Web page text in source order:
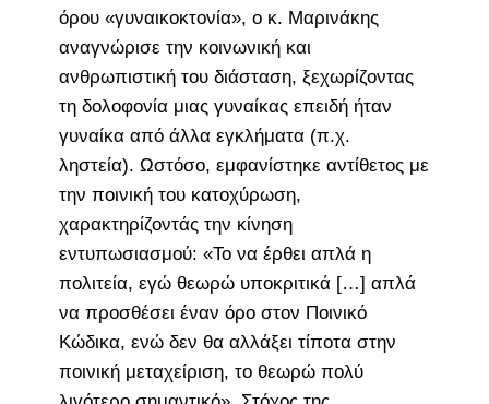
όρου «γυναικοκτονία», ο κ. Μαρινάκης
αναγνώρισε την κοινωνική και
ανθρωπιστική του διάσταση, ξεχωρίζοντας
τη δολοφονία μιας γυναίκας επειδή ήταν
γυναίκα από άλλα εγκλήματα (π.χ.
ληστεία). Ωστόσο, εμφανίστηκε αντίθετος με
την ποινική του κατοχύρωση,
χαρακτηρίζοντάς την κίνηση
εντυπωσιασμού: «Το να έρθει απλά η
πολιτεία, εγώ θεωρώ υποκριτικά […] απλά
να προσθέσει έναν όρο στον Ποινικό
Κώδικα, ενώ δεν θα αλλάξει τίποτα στην
ποινική μεταχείριση, το θεωρώ πολύ